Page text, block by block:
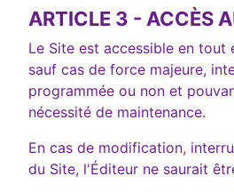
ARTICLE 3 - ACCÈS
Le Site est accessible en tout
sauf cas de force majeure,
programmée ou non et
nécessité de maintenance.
En cas de modification,
du Site, l'Éditeur ne saurait